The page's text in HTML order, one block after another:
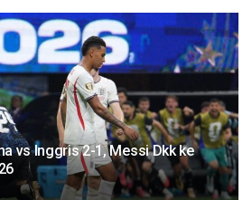
vs Inggris 2-1, Messi Dkk ke